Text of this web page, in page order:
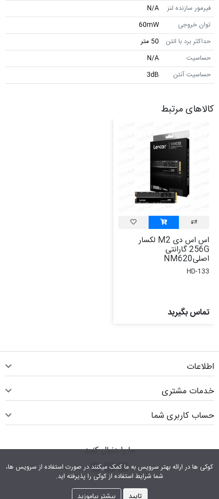
کوکی ها در ارائه بهتر سرویس‎ به ما کمک می‎کنند.در صورت استفاده از سرویس ها،
شما شرایط استفاده از کوکی را پذیرفته اید.
تایید بیشتر بیاموزید
فیرمور سازنده لنز
N/A
توان خروجی
60mW
حداکثر برد با انتن
50 متر
حساسیت
N/A
حساسیت آنتن
3dB
کالاهای مرتبط
اس اس دی M2 لکسار
256G گارانتی
اصلیNM620
HD-133
تماس بگیرید
اطلاعات
خدمات مشتری
حساب کاربری شما
ما را دنبال کنید
اینستاگرام
پیام رسان واتس اپ
کانال تلگرام